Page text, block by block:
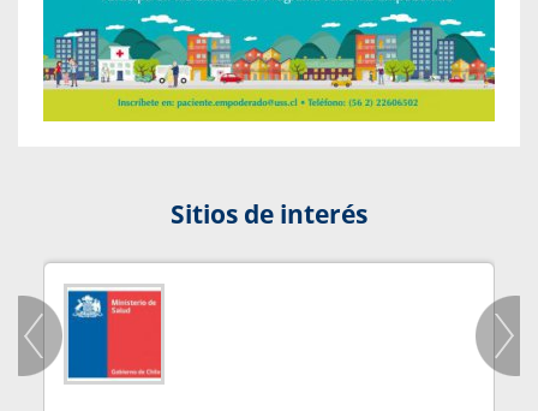
Sitios de interés